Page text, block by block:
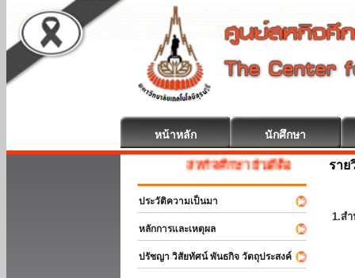
หน้าหลัก นักศึกษา
สหกิจศึกษา ยินดีต้อนรับ
ประวัติความเป็นมา
หลักการและเหตุผล
ปรัชญา วิสัยทัศน์ พันธกิจ วัตถุประสงค์
ราย
1.ส